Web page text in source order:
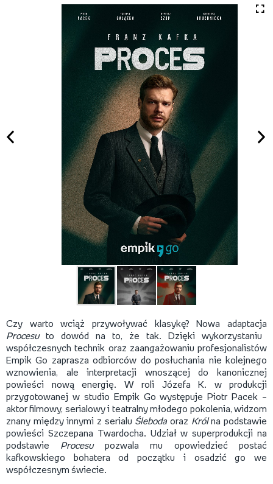
Czy warto wciąż przywoływać klasykę? Nowa adaptacja
Procesu to dowód na to, że tak. Dzięki wykorzystaniu
współczesnych technik oraz zaangażowaniu profesjonalistów
Empik Go zaprasza odbiorców do posłuchania nie kolejnego
wznowienia, ale interpretacji wnoszącej do kanonicznej
powieści nową energię. W roli Józefa K. w produkcji
przygotowanej w studio Empik Go występuje Piotr Pacek –
aktor filmowy, serialowy i teatralny młodego pokolenia, widzom
znany między innymi z serialu Ślebodaoraz Królna podstawie
powieści Szczepana Twardocha. Udział w superprodukcji na
podstawie Procesu pozwala mu opowiedzieć postać
kafkowskiego bohatera od początku i osadzić go we
współczesnym świecie.